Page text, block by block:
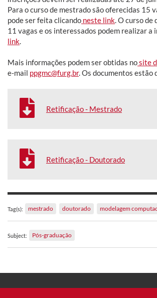
Para o curso de mestrado são oferecidas 15
pode ser feita clicando neste link . O curso
11 vagas e os interessados podem realizar a
link
Mais informações podem ser obtidas nosite
e-mail ppgmc@furg.br. Os documentos estão
Retificação - Mestrado
Retificação - Doutorado
Tag(s): mestrado doutorado modelagem
Subject: Pós-graduação